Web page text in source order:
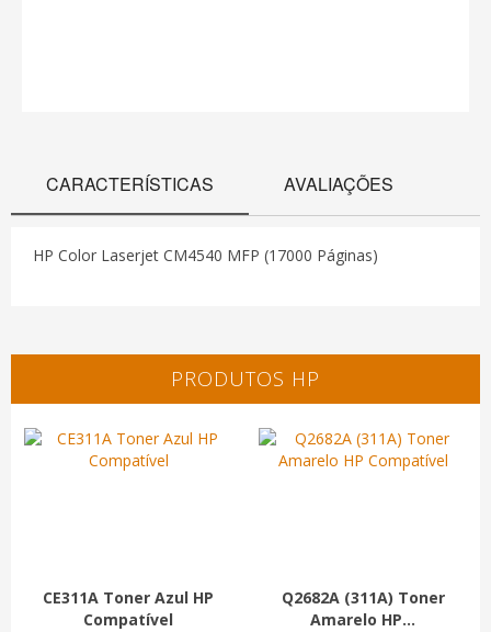
CARACTERÍSTICAS AVALIAÇÕES
HP Color Laserjet CM4540 MFP (17000 Páginas)
PRODUTOS HP
CE311A Toner Azul HP
Compatível
Q2682A (311A) Toner
Amarelo HP...